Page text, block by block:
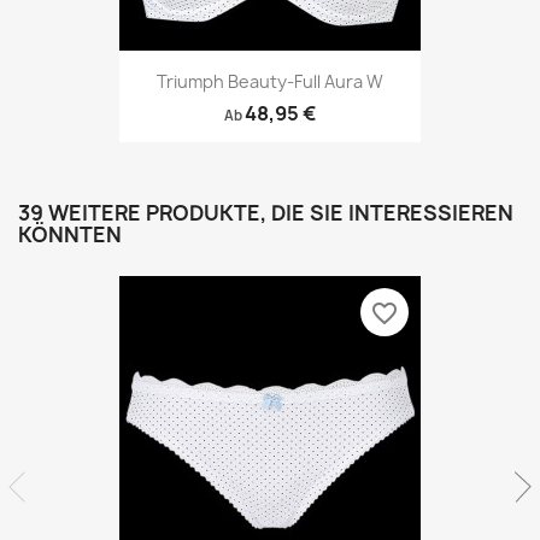
Triumph Beauty-Full Aura W
Ab48,95 €
39 WEITERE PRODUKTE, DIE SIE INTERESSIEREN
KÖNNTEN
favorite_border